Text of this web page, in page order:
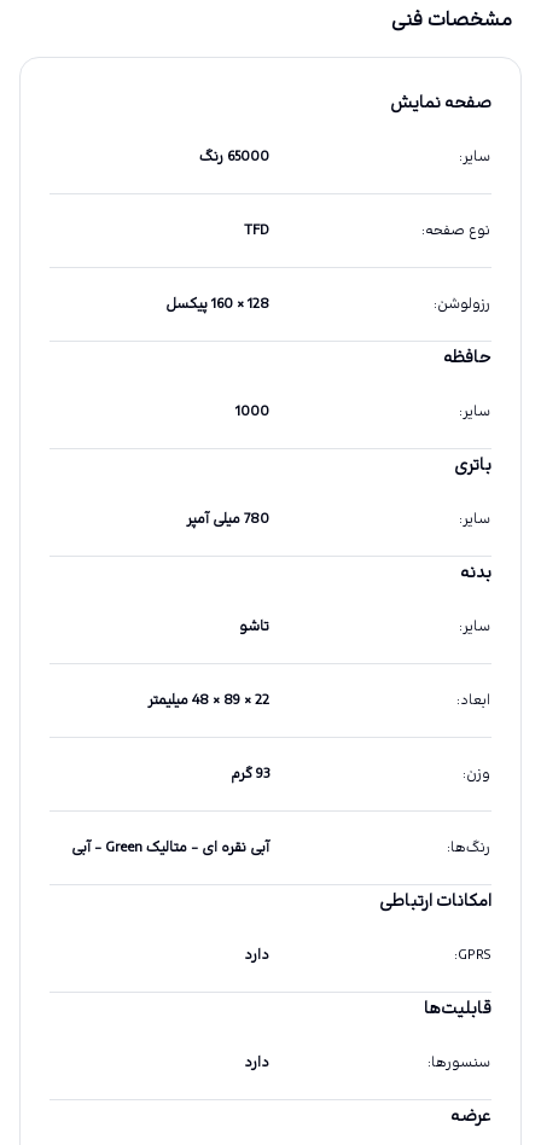
مشخصات فنی
صفحه نمایش
سایر: 65000 رنگ
نوع صفحه:
TFD
رزولوشن: 128 × 160 پیکسل
حافظه
سایر:
1000
باتری
سایر: 780 میلی آمپر
بدنه
سایر: تاشو
ابعاد: 22 × 89 × 48 میلیمتر
وزن: 93 گرم
رنگ‌ها: آبی نقره ای - متالیک Green - آبی
امکانات ارتباطی
GPRS
: دارد
قابلیت‌ها
سنسورها: دارد
عرضه